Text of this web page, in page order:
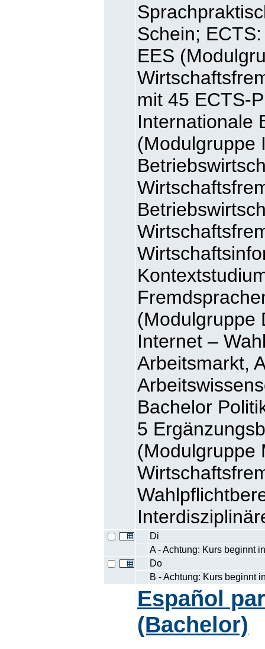
Schein;
EES
mit 45 ECTS-
Internationale
(Modulgruppe
(Modulgruppe
Internet –
Arbeitsmarkt,
Bachelor
5
(Modulgruppe
Di
A - Achtung: Kurs beginnt
Do
B - Achtung: Kurs beginnt
Español
(Bachelor)